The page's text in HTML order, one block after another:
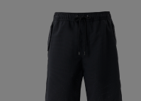
設計で、アウターを羽
すっきり決まります。